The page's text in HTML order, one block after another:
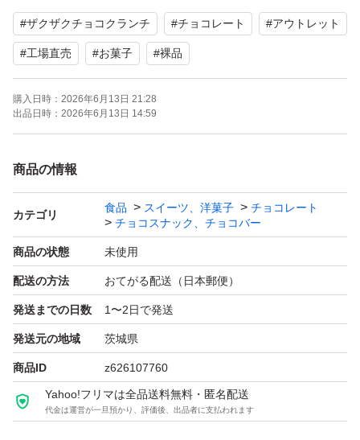
中に日中暑い日もあるので解ける可能性もありますので理
解の上お願いします。
厚みがギリギリのため緩衝材なしのビニール袋での梱包に
なります。
ださい。
理解のあるかたのみご購入をお願い致します。
出品者都合で削除、再出品する事があります。
出品中以外の物は基本的には在庫ありません。
#ザクザクチョコクランチ #チョコレート #アウトレット
#工場直売 #お菓子 #裸品
購入日時： 2026年6月13日 21:28
出品日時： 2026年6月13日 14:59
商品の情報
カテゴリ
食品 スイーツ、洋菓子
チョコレート
チョコスナック、チョコバー
商品の状態 未使用
配送の方法 おてがる配送（日本郵便）
発送までの日数 1〜2日で発送
発送元の地域 茨城県
商品ID z626107760
Yahoo!フリマは全品送料無料・匿名配送
代金は運営が一旦預かり、評価後、出品者に支払われます